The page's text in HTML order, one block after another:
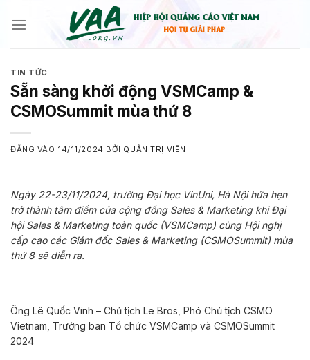
qua
TIN TỨC
Sẵn sàng khởi động VSMCamp &
CSMOSummit mùa thứ 8
ĐĂNG VÀO 14/11/2024 BỞI QUẢN TRỊ VIÊN
Ngày 22-23/11/2024, trường Đại học VinUni, Hà Nội hứa hẹn
trở thành tâm điểm của cộng đồng Sales & Marketing khi Đại
hội Sales & Marketing toàn quốc (VSMCamp) cùng Hội nghị
cấp cao các Giám đốc Sales & Marketing (CSMOSummit) mùa
thứ 8 sẽ diễn ra.
Ông Lê Quốc Vinh – Chủ tịch Le Bros, Phó Chủ tịch CSMO
Vietnam, Trưởng ban Tổ chức VSMCamp và CSMOSummit
2024